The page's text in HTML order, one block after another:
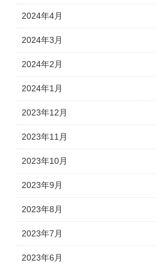
2024年4月
2024年3月
2024年2月
2024年1月
2023年12月
2023年11月
2023年10月
2023年9月
2023年8月
2023年7月
2023年6月